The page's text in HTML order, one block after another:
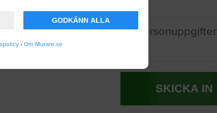
GODKÄNN ALLA
• Om Murare.se
lagrar och använder mina personuppgifter
SKICKA IN